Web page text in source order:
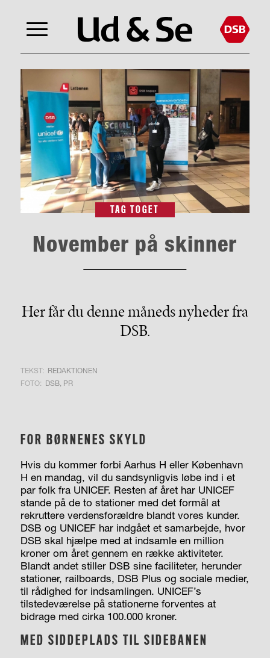
TAG TOGET
November på skinner
Her får du denne måneds nyheder fra
DSB.
TEKST: REDAKTIONEN
FOTO: DSB, PR
FOR BØRNENES SKYLD
Hvis du kommer forbi Aarhus H eller København
H en mandag, vil du sandsynligvis løbe ind i et
par folk fra UNICEF. Resten af året har UNICEF
stande på de to stationer med det formål at
rekruttere verdensforældre blandt vores kunder.
DSB og UNICEF har indgået et samarbejde, hvor
DSB skal hjælpe med at indsamle en million
kroner om året gennem en række aktiviteter.
Blandt andet stiller DSB sine faciliteter, herunder
stationer, railboards, DSB Plus og sociale medier,
til rådighed for indsamlingen. UNICEF’s
tilstedeværelse på stationerne forventes at
bidrage med cirka 100.000 kroner.
MED SIDDEPLADS TIL SIDEBANEN